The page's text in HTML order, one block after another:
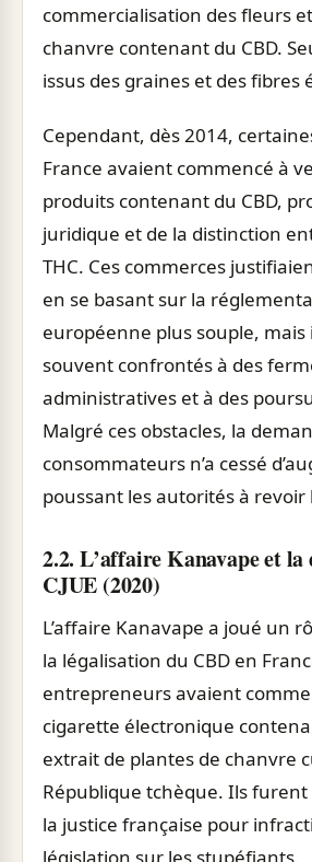
commercialisation des fleurs
chanvre contenant du CBD.
issus des graines et des fibres
Cependant, dès 2014,
France avaient commencé à
produits contenant du CBD,
juridique et de la distinction
THC. Ces commerces
en se basant sur la
européenne plus souple, mais
souvent confrontés à des
administratives et à des
Malgré ces obstacles, la
consommateurs n’a cessé
poussant les autorités à
2.2. L’affaire Kanavape et la
CJUE (2020)
L’affaire Kanavape a joué un
la légalisation du CBD en
entrepreneurs avaient
cigarette électronique
extrait de plantes de chanvre
République tchèque. Ils
la justice française pour